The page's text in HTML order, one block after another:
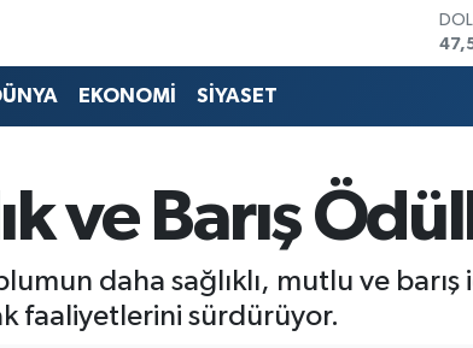
EKONOMİ SİYASET
ve Barış
daha sağlıklı, mutlu ve
faaliyetlerini sürdürüyor.